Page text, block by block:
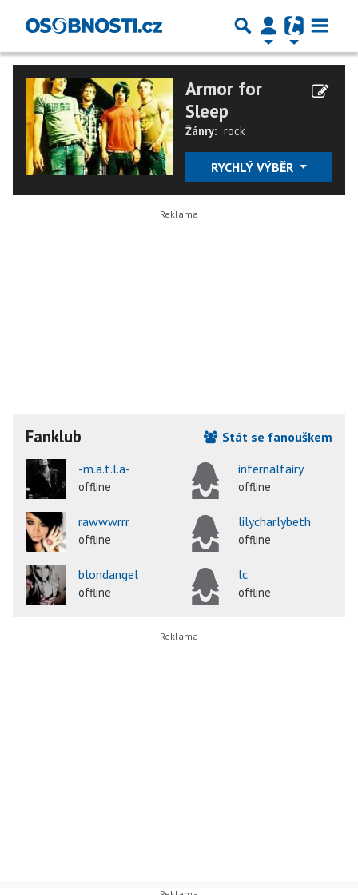
Armor for
Sleep
Žánry: rock
RYCHLÝ VÝBĚR
Fanklub
Stát se fanouškem
-m.a.t.l.a-
offline
infernalfairy
offline
rawwwrrr
offline
lilycharlybeth
offline
blondangel
offline
lc
offline